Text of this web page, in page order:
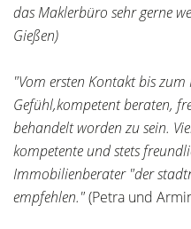
das Maklerbüro sehr gerne
Gießen)
"Vom ersten Kontakt bis
Gefühl,kompetent beraten,
behandelt worden zu sein.
kompetente und stets
Immobilienberater "der
empfehlen."(Petra und